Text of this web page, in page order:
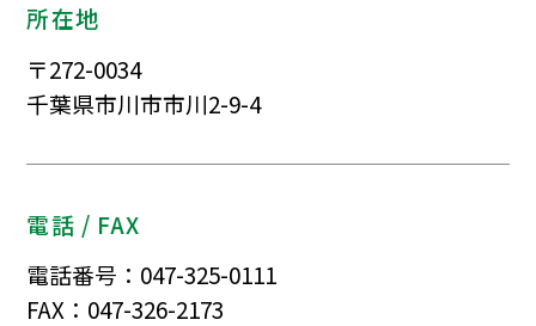
所在地
〒272-0034
千葉県市川市市川2-9-4
電話 / FAX
電話番号：047-325-0111
FAX：047-326-2173